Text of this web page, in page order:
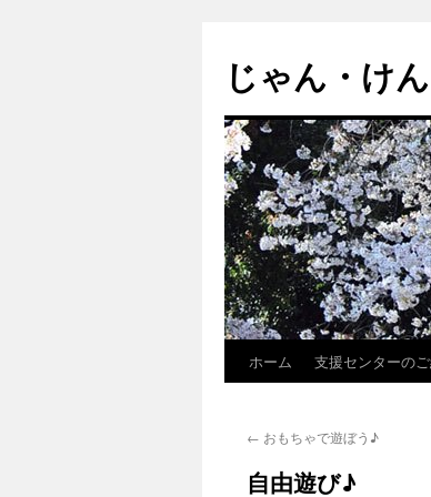
じゃん・け
ホーム 支援センターの
← おもちゃで遊ぼう♪
自由遊び♪